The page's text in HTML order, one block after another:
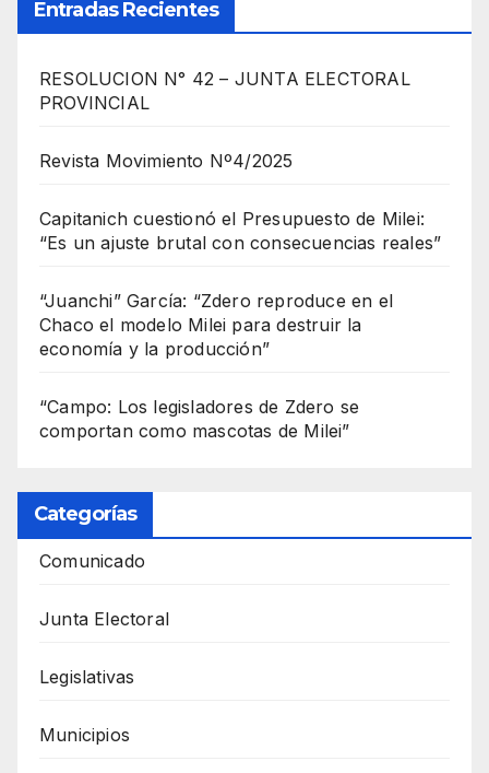
Entradas Recientes
RESOLUCION N° 42 – JUNTA ELECTORAL
PROVINCIAL
Revista Movimiento Nº4/2025
Capitanich cuestionó el Presupuesto de Milei:
“Es un ajuste brutal con consecuencias reales”
“Juanchi” García: “Zdero reproduce en el
Chaco el modelo Milei para destruir la
economía y la producción”
“Campo: Los legisladores de Zdero se
comportan como mascotas de Milei”
Categorías
Comunicado
Junta Electoral
Legislativas
Municipios